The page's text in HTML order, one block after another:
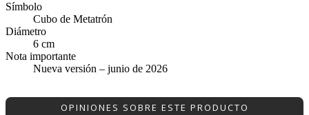
Símbolo
Cubo de Metatrón
Diámetro
6 cm
Nota importante
Nueva versión – junio de 2026
OPINIONES SOBRE ESTE PRODUCTO